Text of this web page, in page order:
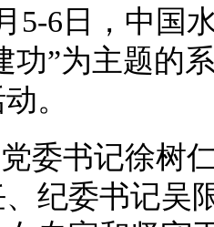
5-6日，中国
功”为主题的
。
委书记徐树
纪委书记吴